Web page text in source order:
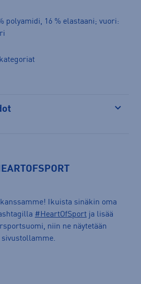
polyamidi, 16 % elastaani; vuori:
Ikuista sinäkin oma
#HeartOfSport ja lisää
niin ne näytetään
sivustollamme.